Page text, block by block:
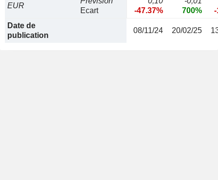
EUR
Ecart
-47.37%
700%
-
Date de
publication
08/11/24 20/02/25